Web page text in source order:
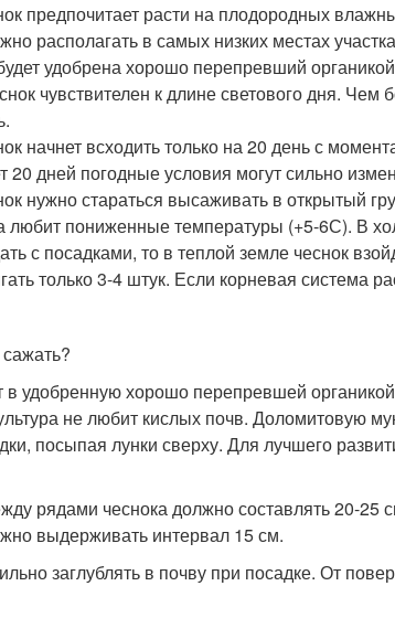
предпочитает расти на плодородных
располагать в самых низких местах
удобрена хорошо перепревший
чувствителен к длине светового дня.
начнет всходить только на 20 день с
20 дней погодные условия могут сильно
нужно стараться высаживать в открытый
любит пониженные температуры (+5-6С). В
с посадками, то в теплой земле чеснок
только 3-4 штук. Если корневая система
в удобренную хорошо перепревшей
не любит кислых почв. Доломитовую
посыпая лунки сверху. Для лучшего
рядами чеснока должно составлять 20-25
выдерживать интервал 15 см.
заглублять в почву при посадке. От